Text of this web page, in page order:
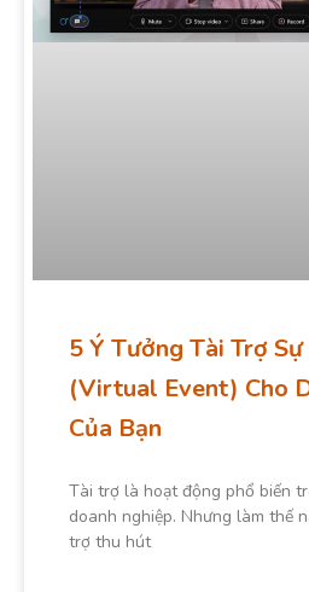
5 Ý Tưởng Tài Trợ
(Virtual Event) Cho
Của Bạn
Tài trợ là hoạt động phổ biến
doanh nghiệp. Nhưng làm thế
trợ thu hút